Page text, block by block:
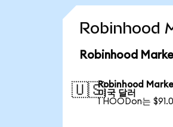
Robinhood
Robinhood
🇺🇸Robinhood
미국 달러
1 HOODon는